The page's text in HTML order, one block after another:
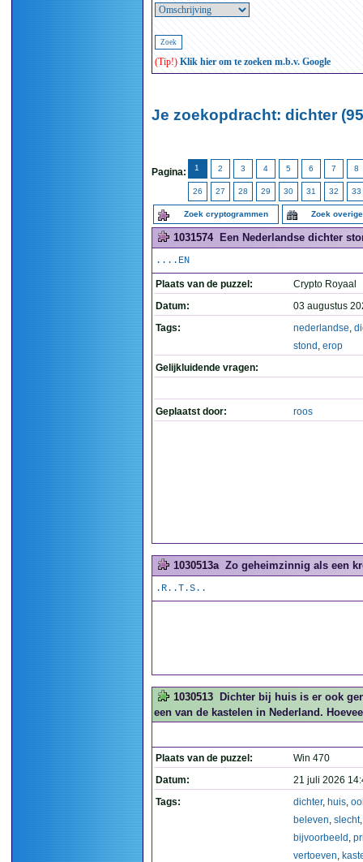
(Tip!) Klik hier om te zoeken m.b.v. Google
Je zoekopdracht: dichter
Pagina: 1 2 3 4 5 6 7 8
26 27 28 29 30 31 32 33
Zoek cryptogrammen Zoek
1031574 Een Nederlandse dichter
....EN
Plaats van de puzzel:
Crypto Royaal
Datum:
03 augustus
Tags:
nederlandse,
stond , erop
Gelijkluidende vragen:
Geplaatst door: roos
1030513a Zo geheimzinnig als een
.R..T.S..
1030513
Dichter bij huis is er ook
een van de kastelen in Nederland.
Plaats van de puzzel:
Win 470
Datum:
21 juli 2026
Tags:
dichter, huis,
beleven, slecht
bijvoorbeeld ,
vertoeven,